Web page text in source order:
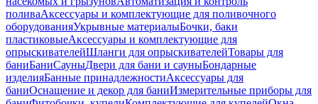
поливаАксессуары и комплектующие для поливочного
оборудованияУкрывные материалыБочки, баки
пластиковыеАксессуары и комплектующие для
опрыскивателейШланги для опрыскивателейТовары для
баниБаниСауныДвери для бани и сауныБондарные
изделияБанные принадлежностиАксессуары для
баниОснащение и декор для баниИзмерительные приборы для